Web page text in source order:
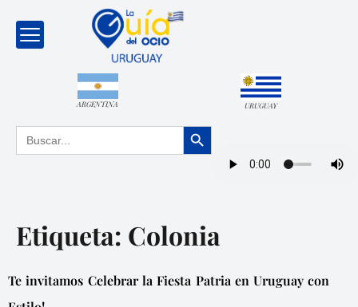
ARGENTINA URUGUAY
Buscar: Botón de búsqueda
Etiqueta: Colonia
Te invitamos Celebrar la Fiesta Patria en Uruguay con